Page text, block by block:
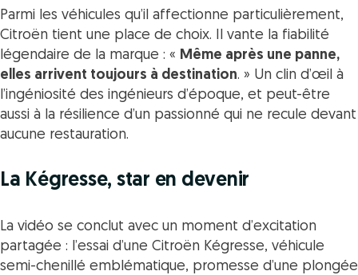
Parmi les véhicules qu’il affectionne particulièrement,
Citroën tient une place de choix. Il vante la fiabilité
légendaire de la marque : « Même après une panne,
elles arrivent toujours à destination. » Un clin d’œil à
l’ingéniosité des ingénieurs d’époque, et peut-être
aussi à la résilience d’un passionné qui ne recule devant
aucune restauration.
La Kégresse, star en devenir
La vidéo se conclut avec un moment d’excitation
partagée : l’essai d’une Citroën Kégresse, véhicule
semi-chenillé emblématique, promesse d’une plongée